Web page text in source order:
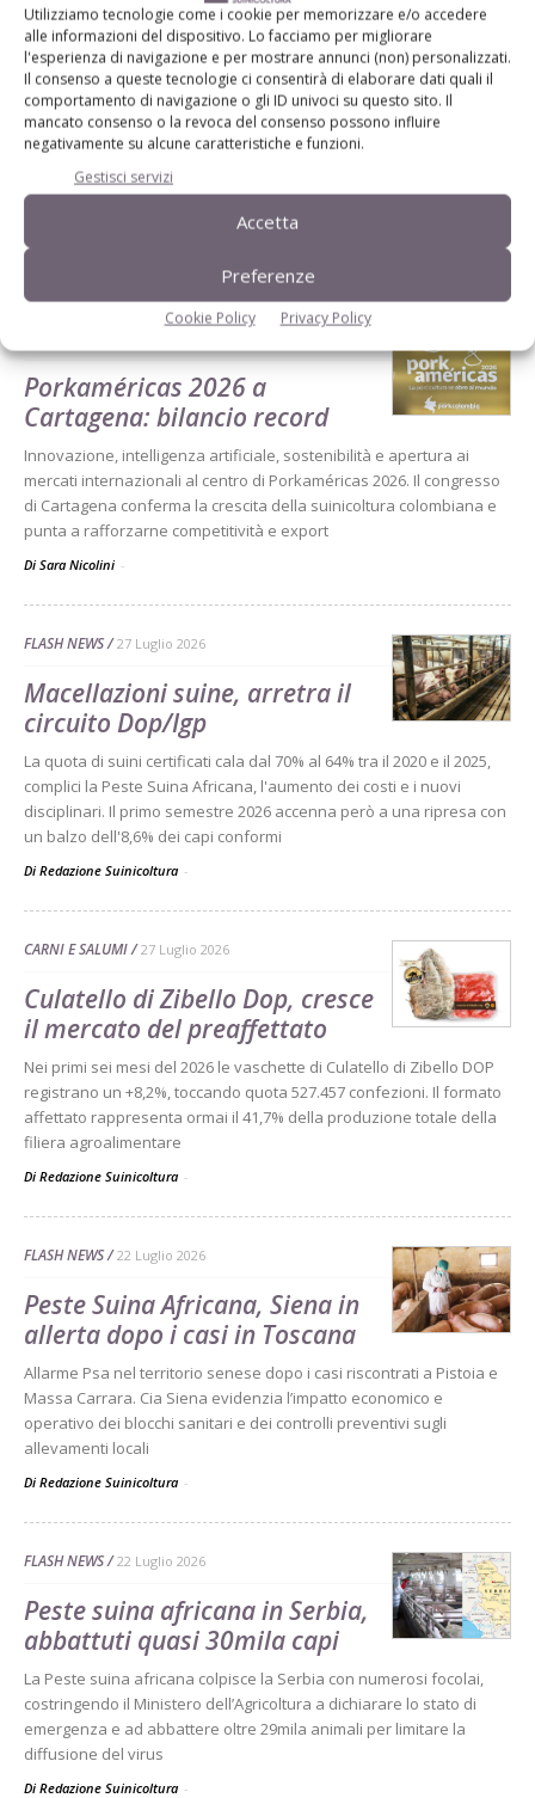
Utilizziamo tecnologie come i cookie per memorizzare e/o accedere
alle informazioni del dispositivo. Lo facciamo per migliorare
l'esperienza di navigazione e per mostrare annunci (non) personalizzati.
Il consenso a queste tecnologie ci consentirà di elaborare dati quali il
comportamento di navigazione o gli ID univoci su questo sito. Il
mancato consenso o la revoca del consenso possono influire
negativamente su alcune caratteristiche e funzioni.
Gestisci servizi
Accetta
Preferenze
Cookie Policy Privacy Policy
Porkaméricas 2026 a
Cartagena: bilancio record
Innovazione, intelligenza artificiale, sostenibilità e apertura ai
mercati internazionali al centro di Porkaméricas 2026. Il congresso
di Cartagena conferma la crescita della suinicoltura colombiana e
punta a rafforzarne competitività e export
Di Sara Nicolini -
FLASH NEWS 27 Luglio 2026
Macellazioni suine, arretra il
circuito Dop/Igp
La quota di suini certificati cala dal 70% al 64% tra il 2020 e il 2025,
complici la Peste Suina Africana, l'aumento dei costi e i nuovi
disciplinari. Il primo semestre 2026 accenna però a una ripresa con
un balzo dell'8,6% dei capi conformi
Di Redazione Suinicoltura -
CARNI E SALUMI 27 Luglio 2026
Culatello di Zibello Dop, cresce
il mercato del preaffettato
Nei primi sei mesi del 2026 le vaschette di Culatello di Zibello DOP
registrano un +8,2%, toccando quota 527.457 confezioni. Il formato
affettato rappresenta ormai il 41,7% della produzione totale della
filiera agroalimentare
Di Redazione Suinicoltura -
FLASH NEWS 22 Luglio 2026
Peste Suina Africana, Siena in
allerta dopo i casi in Toscana
Allarme Psa nel territorio senese dopo i casi riscontrati a Pistoia e
Massa Carrara. Cia Siena evidenzia l’impatto economico e
operativo dei blocchi sanitari e dei controlli preventivi sugli
allevamenti locali
Di Redazione Suinicoltura -
FLASH NEWS 22 Luglio 2026
Peste suina africana in Serbia,
abbattuti quasi 30mila capi
La Peste suina africana colpisce la Serbia con numerosi focolai,
costringendo il Ministero dell’Agricoltura a dichiarare lo stato di
emergenza e ad abbattere oltre 29mila animali per limitare la
diffusione del virus
Di Redazione Suinicoltura -